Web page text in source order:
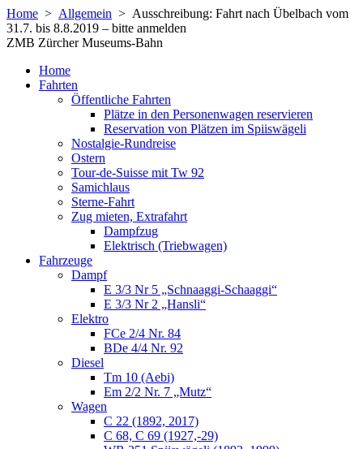
Home > Allgemein > Ausschreibung: Fahrt nach Übelbach vom
31.7. bis 8.8.2019 – bitte anmelden
ZMB Zürcher Museums-Bahn
Home
Fahrten
Öffentliche Fahrten
Plätze in den Personenwagen reservieren
Reservation von Plätzen im Spiiswägeli
Nostalgie-Rundreise
Ostern
Tour-de-Suisse mit Tw 92
Samichlaus
Sterne-Fahrt
Zug mieten, Extrafahrt
Dampfzug
Elektrisch (Triebwagen)
Fahrzeuge
Dampf
E 3/3 Nr 5 „Schnaaggi-Schaaggi“
E 3/3 Nr 2 „Hansli“
Elektro
FCe 2/4 Nr. 84
BDe 4/4 Nr. 92
Diesel
Tm 10 (Aebi)
Em 2/2 Nr. 7 „Mutz“
Wagen
C 22 (1892, 2017)
C 68, C 69 (1927,-29)